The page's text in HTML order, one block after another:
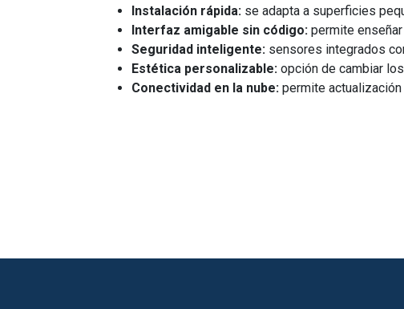
Instalación rápida: se adapta a superficies
Interfaz amigable sin código: permite
Seguridad inteligente: sensores integrados
Estética personalizable: opción de cambiar
Conectividad en la nube: permite